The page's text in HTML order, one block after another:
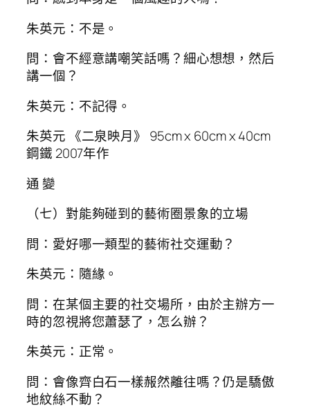
朱英元：不是。
問：會不經意講嘲笑話嗎？細心想想，然后
講一個？
朱英元：不記得。
朱英元 《二泉映月》 95cm x 60cm x 40cm
鋼鐵 2007年作
通 變
（七）對能夠碰到的藝術圈景象的立場
問：愛好哪一類型的藝術社交運動？
朱英元：隨緣。
問：在某個主要的社交場所，由於主辦方一
時的忽視將您蕭瑟了，怎么辦？
朱英元：正常。
問：會像齊白石一樣赧然離往嗎？仍是驕傲
地紋絲不動？